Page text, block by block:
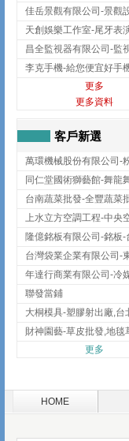
更多
更多資料
客戶新選
聯發當鋪
更多
HOME